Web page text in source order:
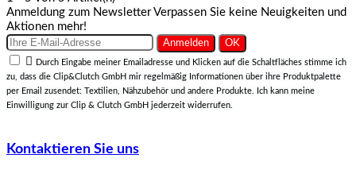
Anmeldung zum Newsletter Verpassen Sie keine Neuigkeiten und
Aktionen mehr!

Durch Eingabe meiner Emailadresse und Klicken auf die Schaltfläches stimme ich
zu, dass die Clip&Clutch GmbH mir regelmäßig Informationen über ihre Produktpalette
per Email zusendet: Textilien, Nähzubehör und andere Produkte. Ich kann meine
Einwilligung zur Clip & Clutch GmbH jederzeit widerrufen.
Kontaktieren Sie uns